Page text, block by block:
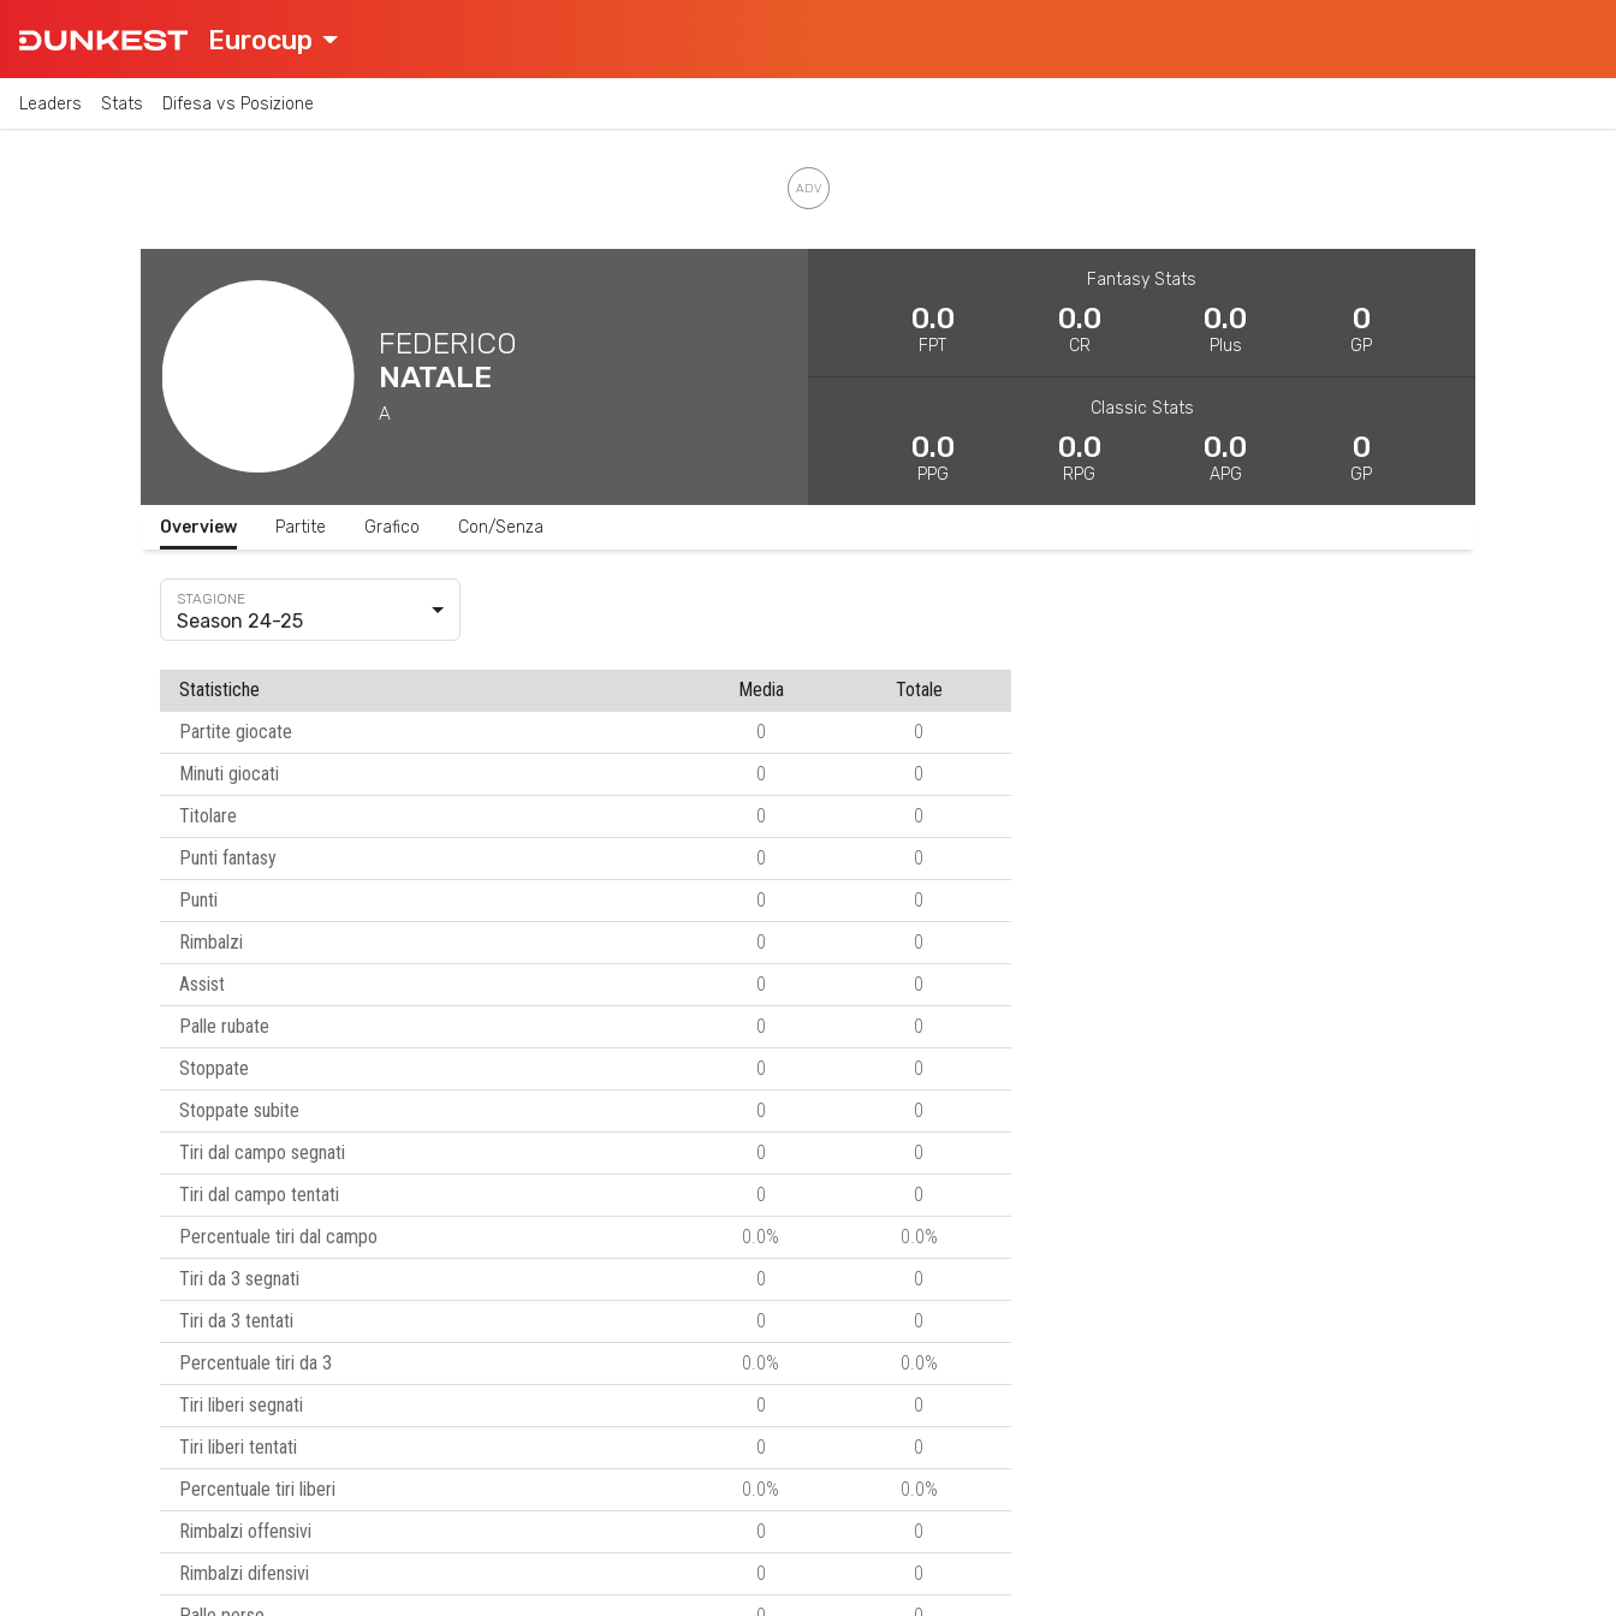
Eurocup
Leaders Stats Difesa vs Posizione
FEDERICO
NATALE
A
Fantasy Stats
0.0
FPT
0.0
CR
0.0
Plus
0
GP
Classic Stats
0.0
PPG
0.0
RPG
0.0
APG
0
GP
Overview Partite Grafico Con/Senza
Season 24-25
Statistiche Media
Totale
Partite giocate
0
0
Minuti giocati
0
0
Titolare
0
0
Punti fantasy
0
0
Punti
0
0
Rimbalzi
0
0
Assist
0
0
Palle rubate
0
0
Stoppate
0
0
Stoppate subite
0
0
Tiri dal campo segnati
0
0
Tiri dal campo tentati
0
0
Percentuale tiri dal campo
0.0%
0.0%
Tiri da 3 segnati
0
0
Tiri da 3 tentati
0
0
Percentuale tiri da 3
0.0%
0.0%
Tiri liberi segnati
0
0
Tiri liberi tentati
0
0
Percentuale tiri liberi
0.0%
0.0%
Rimbalzi offensivi
0
0
Rimbalzi difensivi
0
0